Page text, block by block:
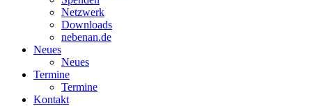
Netzwerk
Downloads
nebenan.de
Neues
Neues
Termine
Termine
Kontakt